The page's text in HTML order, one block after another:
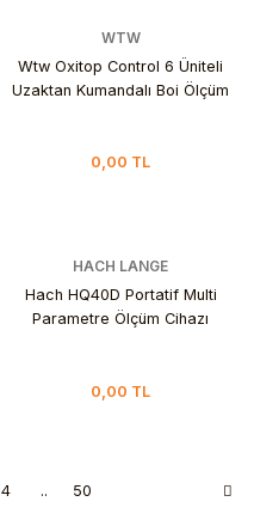
WTW
Wtw Oxitop Control 6 Üniteli
Uzaktan Kumandalı Boi Ölçüm
0,00 TL
HACH LANGE
Hach HQ40D Portatif Multi
Parametre Ölçüm Cihazı
0,00 TL
4 .. 50